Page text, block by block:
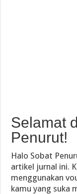
Selamat
Penurut!
Halo Sobat
artikel jurnal ini.
menggunakan
kamu yang suka